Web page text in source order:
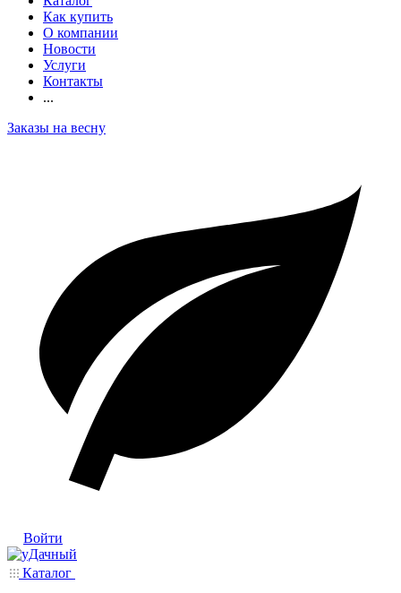
Как купить
О компании
Новости
Услуги
Контакты
...
Заказы на весну
Войти
Каталог